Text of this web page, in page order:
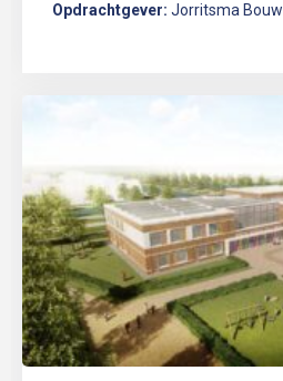
Opdrachtgever: Jorritsma Bouw